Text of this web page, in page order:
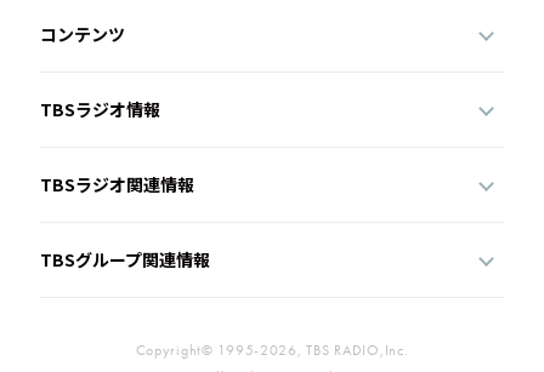
コンテンツ
TBSラジオ情報
TBSラジオ関連情報
TBSグループ関連情報
Copyright© 1995-2026, TBS RADIO,Inc.